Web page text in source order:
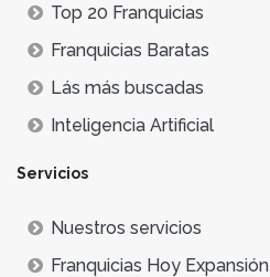
Top 20 Franquicias
Franquicias Baratas
Lás más buscadas
Inteligencia Artificial
Servicios
Nuestros servicios
Franquicias Hoy Expansión